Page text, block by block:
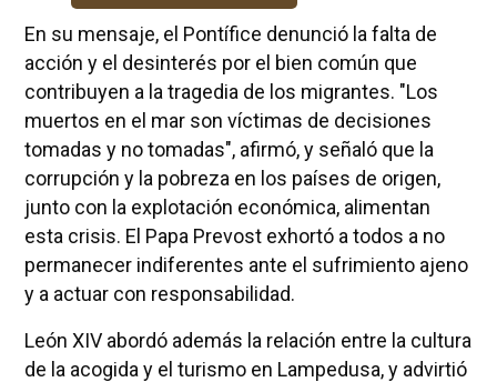
En su mensaje, el Pontífice denunció la falta de
acción y el desinterés por el bien común que
contribuyen a la tragedia de los migrantes. "Los
muertos en el mar son víctimas de decisiones
tomadas y no tomadas", afirmó, y señaló que la
corrupción y la pobreza en los países de origen,
junto con la explotación económica, alimentan
esta crisis. El Papa Prevost exhortó a todos a no
permanecer indiferentes ante el sufrimiento ajeno
y a actuar con responsabilidad.
León XIV abordó además la relación entre la cultura
de la acogida y el turismo en Lampedusa, y advirtió